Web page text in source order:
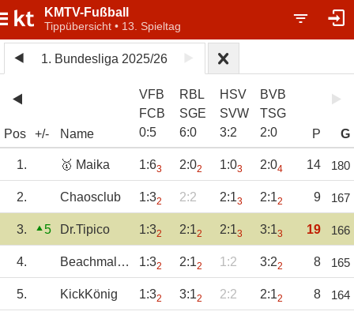
KMTV-Fußball
Tippübersicht • 13. Spieltag
1. Bundesliga 2025/26
Pos +/- Name
VFB
FCB
0:5
RBL
SGE
6:0
HSV
SVW
3:2
BVB
TSG
2:0 P G
1. 🥇 Maika 1:63 2:02 1:03 2:04 14 180
2. Chaosclub 1:32 2:2 2:13 2:12 9 167
3. 5 Dr.Tipico 1:32 2:12 2:13 3:13 19 166
4. Beachmaltinho 1:32 2:12 1:2 3:22 8 165
5. KickKönig 1:32 3:12 2:2 2:12 8 164